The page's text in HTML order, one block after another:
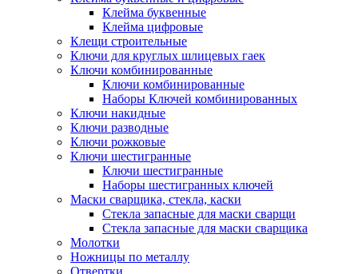
Клейма буквенные
Клейма цифровые
Клещи строительные
Ключи для круглых шлицевых гаек
Ключи комбинированные
Ключи комбинированные
Наборы Ключей комбинированных
Ключи накидные
Ключи разводные
Ключи рожковые
Ключи шестигранные
Ключи шестигранные
Наборы шестигранных ключей
Маски сварщика, стекла, каски
Стекла запасные для маски сварщи
Стекла запасные для маски сварщика
Молотки
Ножницы по металлу
Отвертки